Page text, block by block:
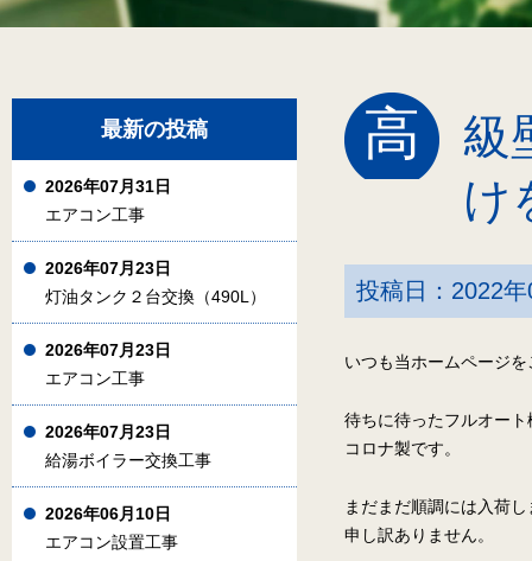
高
級
け
投稿日：2022
いつも当ホームページ
待ちに待ったフルオー
コロナ製です。
まだまだ順調には入荷
申し訳ありません。
最新の投稿
2026年07月31日
エアコン工事
2026年07月23日
灯油タンク２台交換（490L）
2026年07月23日
エアコン工事
2026年07月23日
給湯ボイラー交換工事
2026年06月10日
エアコン設置工事